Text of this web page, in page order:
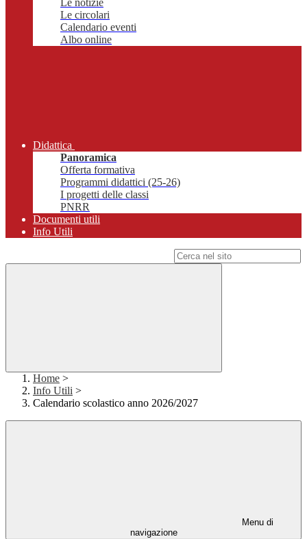
Le notizie
Le circolari
Calendario eventi
Albo online
Didattica
Panoramica
Offerta formativa
Programmi didattici (25-26)
I progetti delle classi
PNRR
Documenti utili
Info Utili
Home >
Info Utili >
Calendario scolastico anno 2026/2027
Menu di
navigazione